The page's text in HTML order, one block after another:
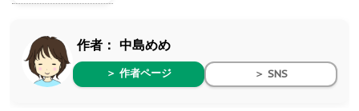
作者： 中島めめ
＞ 作者ページ ＞ SNS